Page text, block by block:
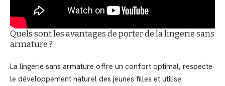
Quels sont les avantages de porter de la lingerie sans
armature ?
La lingerie sans armature offre un confort optimal, respecte
le développement naturel des jeunes filles et utilise